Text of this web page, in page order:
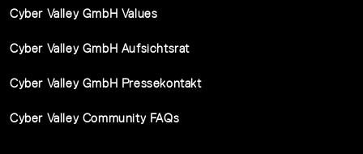
Cyber Valley GmbH Values
Cyber Valley GmbH Aufsichtsrat
Cyber Valley GmbH Pressekontakt
Cyber Valley Community FAQs